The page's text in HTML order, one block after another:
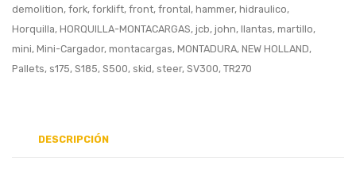
demolition, fork, forklift, front, frontal, hammer, hidraulico,
Horquilla, HORQUILLA-MONTACARGAS, jcb, john, llantas, martillo,
mini, Mini-Cargador, montacargas, MONTADURA, NEW HOLLAND,
Pallets, s175, S185, S500, skid, steer, SV300, TR270
DESCRIPCIÓN